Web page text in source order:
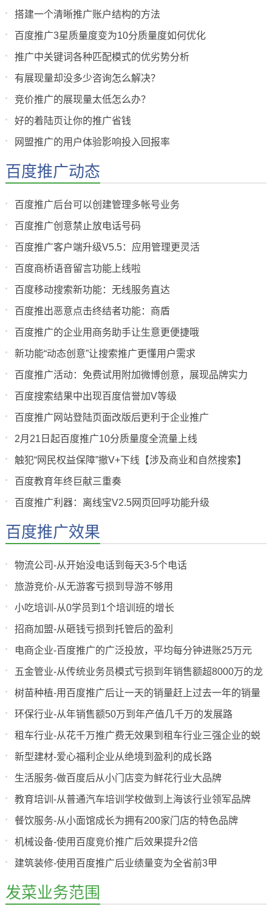
搭建一个清晰推广账户结构的方法
百度推广3星质量度变为10分质量度如何优化
推广中关键词各种匹配模式的优劣势分析
有展现量却没多少咨询怎么解决？
竞价推广的展现量太低怎么办？
好的着陆页让你的推广省钱
网盟推广的用户体验影响投入回报率
百度推广动态
百度推广后台可以创建管理多帐号业务
百度推广创意禁止放电话号码
百度推广客户端升级V5.5：应用管理更灵活
百度商桥语音留言功能上线啦
百度移动搜索新功能：无线服务直达
百度推出恶意点击终结者功能：商盾
百度推广的企业用商务助手让生意更便捷哦
新功能“动态创意”让搜索推广更懂用户需求
百度推广活动：免费试用附加微博创意，展现品牌实力
百度搜索结果中出现百度信誉加V等级
百度推广网站登陆页面改版后更利于企业推广
2月21日起百度推广10分质量度全流量上线
触犯“网民权益保障”撤V+下线【涉及商业和自然搜索】
百度教育年终巨献三重奏
百度推广利器：离线宝V2.5网页回呼功能升级
百度推广效果
物流公司-从开始没电话到每天3-5个电话
旅游竞价-从无游客亏损到导游不够用
小吃培训-从0学员到1个培训班的增长
招商加盟-从砸钱亏损到托管后的盈利
电商企业-百度推广的广泛投放，平均每分钟进账25万元
五金管业-从传统业务员模式亏损到年销售额超8000万的龙
头企业
树苗种植-用百度推广后让一天的销量赶上过去一年的销量
环保行业-从年销售额50万到年产值几千万的发展路
租车行业-从花千万推广费无效果到租车行业三强企业的蜕
变
新型建材-爱心福利企业从绝境到盈利的成长路
生活服务-做百度后从小门店变为鲜花行业大品牌
教育培训-从普通汽车培训学校做到上海该行业领军品牌
餐饮服务-从小面馆成长为拥有200家门店的特色品牌
机械设备-使用百度竞价推广后效果提升2倍
建筑装修-使用百度推广后业绩量变为全省前3甲
发菜业务范围